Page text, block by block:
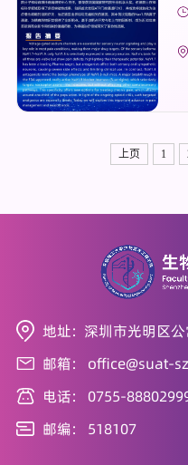
上页 1
地址: 深圳市光明区公
邮箱: office@suat-
电话: 0755-
邮编: 518107